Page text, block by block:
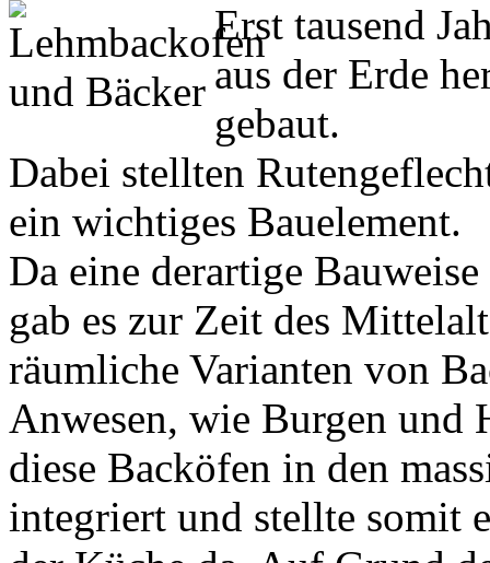
Erst tausend
aus der Erde
gebaut.
Dabei stellten
ein wichtiges Bauelement.
Da eine derartige
gab es zur Zeit des
räumliche Varianten von
Anwesen, wie Burgen und
diese Backöfen in den
integriert und stellte somit